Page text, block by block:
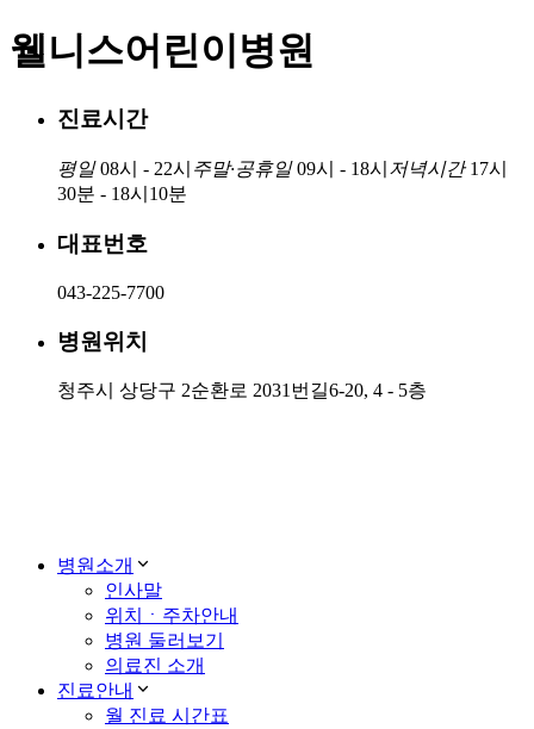
웰니스어린이병원
진료시간
평일08시 - 22시 주말·공휴일09시 - 18시 저녁시간17시
30분 - 18시10분
대표번호
043-225-7700
병원위치
청주시 상당구 2순환로 2031번길6-20, 4 - 5층
병원소개
인사말
위치ㆍ주차안내
병원 둘러보기
의료진 소개
진료안내
월 진료 시간표